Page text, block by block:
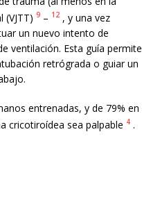
9 – 12 , y una vez
un nuevo intento de
ventilación. Esta guía permite
retrógrada o guiar un
entrenadas, y de 79% en
cricotiroídea sea palpable 4 .